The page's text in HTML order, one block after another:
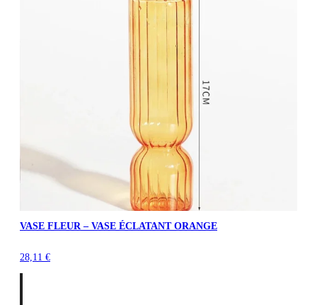
VASE FLEUR – VASE ÉCLATANT ORANGE
28,11 €